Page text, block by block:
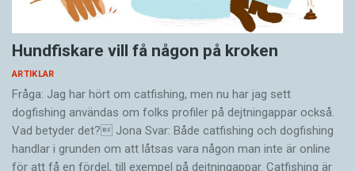
Hundfiskare vill få någon på kroken
ARTIKLAR
Fråga: Jag har hört om catfishing, men nu har jag sett
dogfishing användas om folks profiler på dejtningappar också.
Vad betyder det? Jona Svar: Både catfishing och dogfishing
handlar i grunden om att låtsas vara någon man inte är online
för att få en fördel, till exempel på dejtningappar. Catfishing är